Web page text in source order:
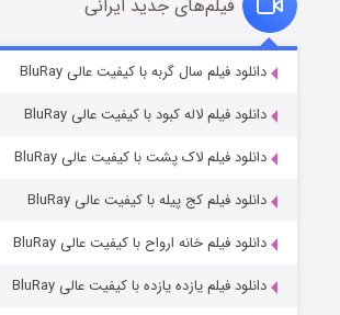
قسمت۲ (زیرنویس) منتشر شد
فیلم‌های جدید ایرانی
دانلود فیلم سال گربه با کیفیت عالی BluRay
دانلود فیلم لاله کبود با کیفیت عالی BluRay
دانلود فیلم لاک پشت با کیفیت عالی BluRay
دانلود فیلم کج‌ پیله با کیفیت عالی BluRay
دانلود فیلم خانه ارواح با کیفیت عالی BluRay
دانلود فیلم یازده یازده با کیفیت عالی BluRay